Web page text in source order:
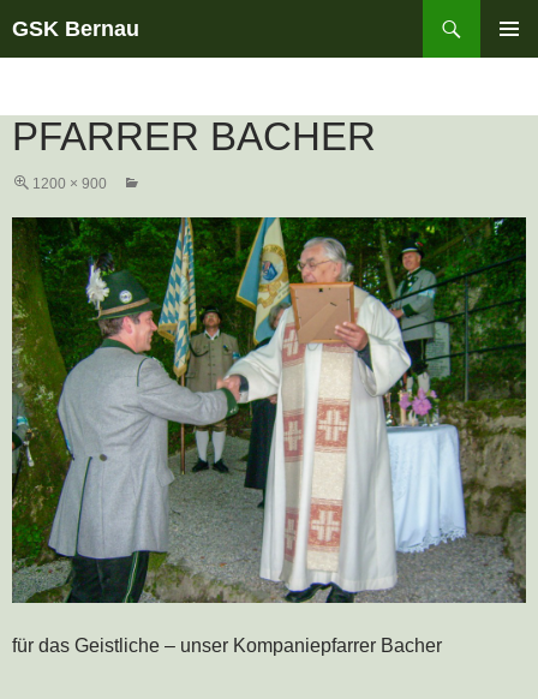
GSK Bernau
PFARRER BACHER
1200 × 900
für das Geistliche – unser Kompaniepfarrer Bacher